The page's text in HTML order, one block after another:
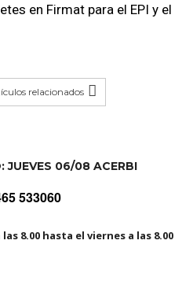
en Firmat para el EPI y el
relacionados
JUEVES 06/08 ACERBI
533060
8.00 hasta el viernes a las 8.00